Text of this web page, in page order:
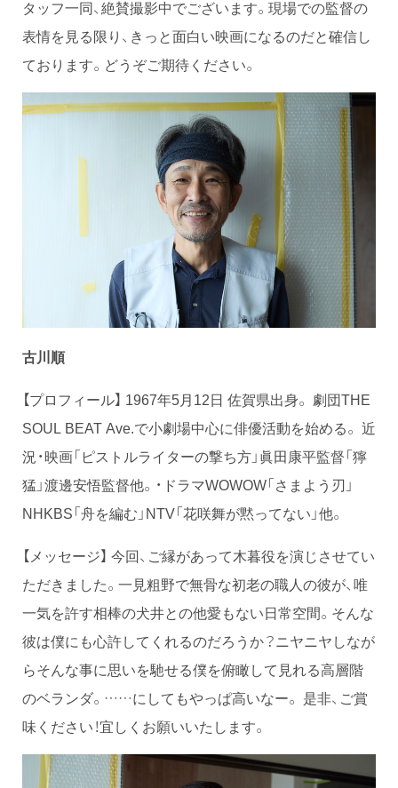
タッフ一同、絶賛撮影中でございます。現場での監督の
表情を見る限り、きっと面白い映画になるのだと確信し
ております。どうぞご期待ください。
古川順
【プロフィール】 1967年5月12日 佐賀県出身。 劇団THE
SOUL BEAT Ave.で小劇場中心に俳優活動を始める。 近
況・映画「ピストルライターの撃ち方」眞田康平監督「獰
猛」渡邊安悟監督他。・ドラマWOWOW「さまよう刃」
NHKBS「舟を編む」NTV「花咲舞が黙ってない」他。
【メッセージ】 今回、ご縁があって木暮役を演じさせてい
ただきました。一見粗野で無骨な初老の職人の彼が、唯
一気を許す相棒の犬井との他愛もない日常空間。そんな
彼は僕にも心許してくれるのだろうか？ニヤニヤしなが
らそんな事に思いを馳せる僕を俯瞰して見れる高層階
のベランダ。……にしてもやっぱ高いなー。 是非、ご賞
味ください！宜しくお願いいたします。